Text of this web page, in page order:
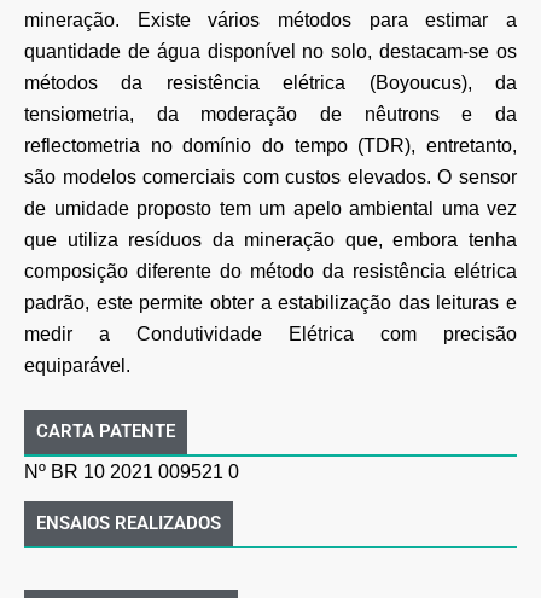
mineração. Existe vários métodos para estimar a
quantidade de água disponível no solo, destacam-se os
métodos da resistência elétrica (Boyoucus), da
tensiometria, da moderação de nêutrons e da
reflectometria no domínio do tempo (TDR), entretanto,
são modelos comerciais com custos elevados. O sensor
de umidade proposto tem um apelo ambiental uma vez
que utiliza resíduos da mineração que, embora tenha
composição diferente do método da resistência elétrica
padrão, este permite obter a estabilização das leituras e
medir a Condutividade Elétrica com precisão
equiparável.
CARTA PATENTE
Nº BR 10 2021 009521 0
ENSAIOS REALIZADOS